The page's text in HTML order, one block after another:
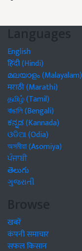
Languages
English
हिंदी (Hindi)
മലയാളം (Malayalam)
मराठी (Marathi)
தமிழ் (Tamil)
বাঙালি (Bengali)
ಕನ್ನಡ (Kannada)
ଓଡିଆ (Odia)
অসমীয়া (Asomiya)
ਪੰਜਾਬੀ
తెలుగు
ગુજરાતી
Browse
खबरें
कंपनी समाचार
सफल किसान